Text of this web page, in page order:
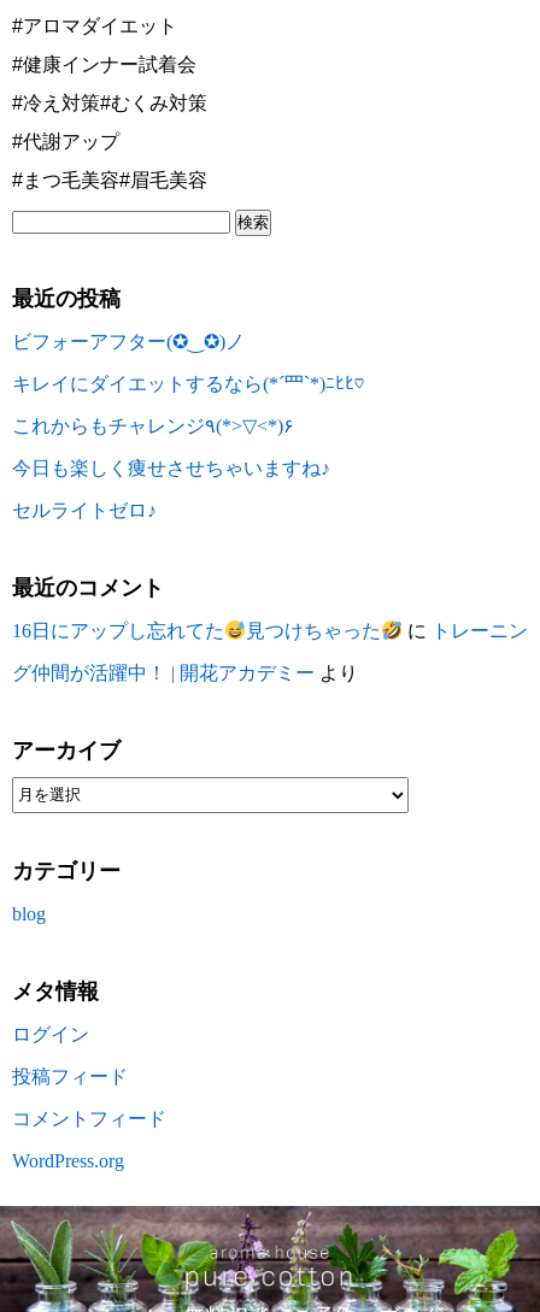
#アロマダイエット
#健康インナー試着会
#冷え対策#むくみ対策
#代謝アップ
#まつ毛美容#眉毛美容
最近の投稿
ビフォーアフター(✪‿✪)ノ
キレイにダイエットするなら(*´罒`*)ﾆﾋﾋ♡
これからもチャレンジ٩(*>▽<*)۶
今日も楽しく痩せさせちゃいますね♪
セルライトゼロ♪
最近のコメント
16日にアップし忘れてた 見つけちゃった に トレーニン
グ仲間が活躍中！ | 開花アカデミー より
アーカイブ
カテゴリー
blog
メタ情報
ログイン
投稿フィード
コメントフィード
WordPress.org